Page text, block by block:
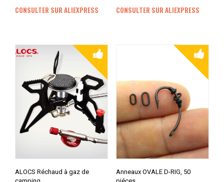
CONSULTER SUR ALIEXPRESS CONSULTER SUR ALIEXPRESS
ALOCS Réchaud à gaz de
Anneaux OVALE D-RIG, 50